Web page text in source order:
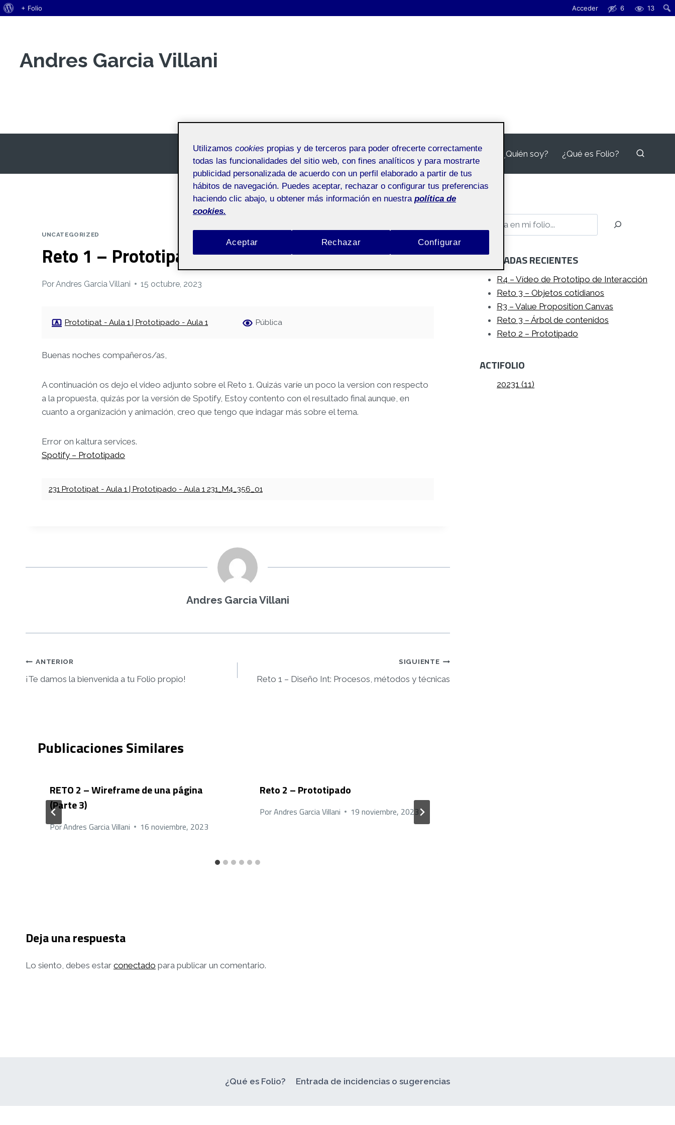
Acerca
+ Folio Acceder 6 13
Andres Garcia Villani
¿Quién soy? ¿Qué es Folio?
UNCATEGORIZED
Reto 1 – Prototipado
PorAndres Garcia Villani 15 octubre, 2023
Prototipat - Aula 1 | Prototipado - Aula 1 Pública
Buenas noches compañeros/as,
A continuación os dejo el video adjunto sobre el Reto 1. Quizás varíe un poco la version con respecto
a la propuesta, quizás por la versión de Spotify, Estoy contento con el resultado final aunque, en
cuanto a organización y animación, creo que tengo que indagar más sobre el tema.
Error on kaltura services.
Spotify – Prototipado
231 Prototipat - Aula 1 | Prototipado - Aula 1 231_M4_356_01
Andres Garcia Villani
Navegación
de
ANTERIOR
¡Te damos la bienvenida a tu Folio propio!
SIGUIENTE
Reto 1 – Diseño Int: Procesos, métodos y técnicas
Publicaciones Similares
RETO 2 – Wireframe de una página
(Parte 3)
PorAndres Garcia Villani 16 noviembre, 2023
Reto 2 – Prototipado
PorAndres Garcia Villani 19 noviembre, 2023
Deja una respuesta
Lo siento, debes estar conectado para publicar un comentario.
ENTRADAS RECIENTES
R4 – Vídeo de Prototipo de Interacción
Reto 3 – Objetos cotidianos
R3 – Value Proposition Canvas
Reto 3 – Árbol de contenidos
Reto 2 – Prototipado
ACTIFOLIO
20231 (11)
¿Qué es Folio? Entrada de incidencias o sugerencias
Utilizamos cookies propias y de terceros para poder ofrecerte correctamente
todas las funcionalidades del sitio web, con fines analíticos y para mostrarte
publicidad personalizada de acuerdo con un perfil elaborado a partir de tus
hábitos de navegación. Puedes aceptar, rechazar o configurar tus preferencias
haciendo clic abajo, u obtener más información en nuestra política de
cookies.
Rechazar
Aceptar Configurar